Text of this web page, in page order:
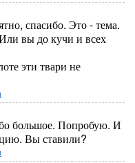
спасибо. Это - тема.
вы до кучи и всех
эти твари не
большое. Попробую. И
Вы ставили?